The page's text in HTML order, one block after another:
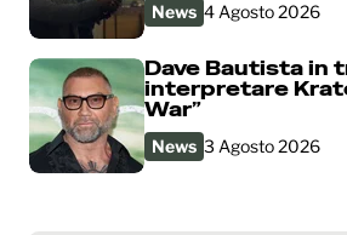
News 4 Agosto 2026
Dave Bautista in
interpretare
War”
News 3 Agosto 2026